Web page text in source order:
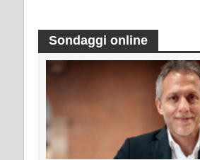
Sondaggi online